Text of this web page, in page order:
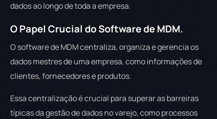
dados ao longo de toda a empresa.
O Papel Crucial do Software de MDM.
O software de MDM centraliza, organiza e gerencia os
dados mestres de uma empresa, como informações de
clientes, fornecedores e produtos.
Essa centralização é crucial para superar as barreiras
típicas da gestão de dados no varejo, como processos